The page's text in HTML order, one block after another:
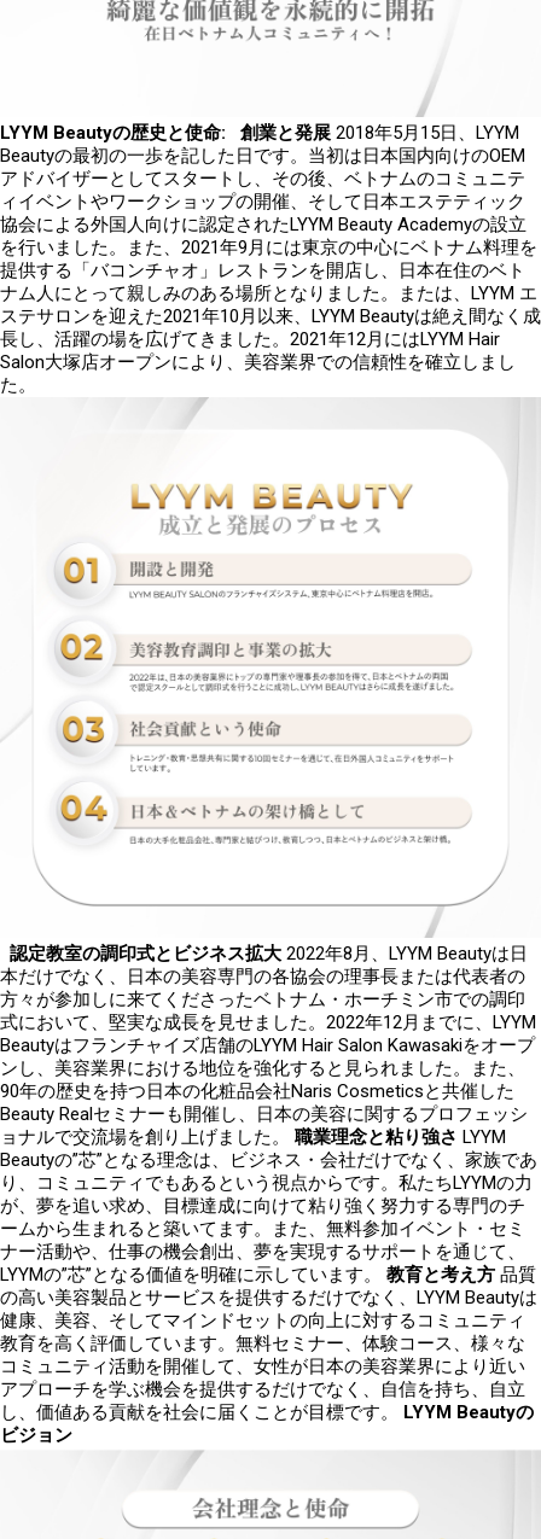
LYYM Beautyの歴史と使命: 創業と発展 2018年5月 15日、 LYYM
Beautyの最初の一歩を記した日です。当初は日本国内向けのOEM
アドバイザーとしてスタートし、その後、ベトナムのコミュニテ
ィイベントやワークショップの開催、そして日本エステティック
協会による外国人向けに認定されたLYYM Beauty Academyの設立
を行いました。また、 2021年9月には東京の中心にベトナム料理を
提供する「バコンチャオ」レストランを開店し、日本在住のベト
ナム人にとって親しみのある場所となりました。または、LYYM エ
ステサロンを迎えた2021年10月以来、 LYYM Beautyは絶え間なく成
長し、活躍の場を広げてきました。 2021年12月にはLYYM Hair
Salon大塚店オープンにより、美容業界での信頼性を確立しまし
た。
認定教室の調印式とビジネス拡大 2022年8月、 LYYM Beautyは日
本だけでなく、日本の美容専門の各協会の理事長または代表者の
方々が参加しに来てくださったベトナム・ホーチミン市での調印
式において、堅実な成長を見せました。 2022年12月までに、 LYYM
Beautyはフランチャイズ店舗のLYYM Hair Salon Kawasakiをオープ
ンし、 美容業界における地位を強化すると見られました。また、
90年の歴史を持つ日本の化粧品会社Naris Cosmeticsと共催した
Beauty Realセミナーも開催し、日本の美容に関するプロフェッシ
ョナルで交流場を創り上げました。
職業理念と粘り強さ LYYM
Beautyの”芯”となる理念は、ビジネス・会社だけでなく、家族であ
り、コミュニティでもあるという視点からです。私たちLYYMの力
が、夢を追い求め、目標達成に向けて粘り強く努力する専門のチ
ームから生まれると築いてます。また、無料参加イベント・セミ
ナー活動や、仕事の機会創出、夢を実現するサポートを通じて、
LYYMの”芯”となる価値を明確に示しています。 教育と考え方 品質
の高い美容製品とサービスを提供するだけでなく、 LYYM Beautyは
健康、美容、そしてマインドセットの向上に対するコミュニティ
教育を高く評価しています。無料セミナー、体験コース、様々な
コミュニティ活動を開催して、女性が日本の美容業界により近い
アプローチを学ぶ機会を提供するだけでなく、自信を持ち、自立
し、価値ある貢献を社会に届くことが目標です。
LYYM Beautyの
ビジョン